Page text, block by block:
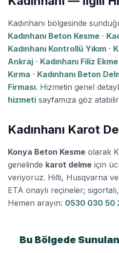
Kadınhanı bölgesinde
Kadınhanı Beton Kesme ·
Kadınhanı Kontrollü Yıkım ·
Ankraj · Kadınhanı Filiz Ekme
Kırma · Kadınhanı Beton
Firması. Hizmetin genel
hizmeti sayfamıza göz
Kadınhanı Karot
Konya Beton Kesme olarak
genelinde karot delme için
veriyoruz. Hilti, Husqvarna ve
ETA onaylı reçineler;
Hemen arayın: 0530 030 50
Bu Bölgede